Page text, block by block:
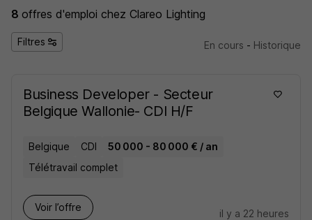
8 offres d'emploi chez Clareo Lighting
Filtres En cours - Historique
Business Developer - Secteur
Belgique Wallonie- CDI H/F
Belgique CDI
50 000 - 80 000 € / an
Télétravail complet
Voir l’offre
il y a 22 heures